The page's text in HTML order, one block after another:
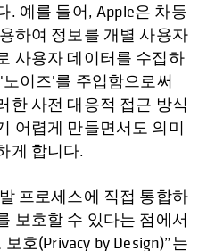
. 예를 들어, Apple은 차등
하여 정보를 개별 사용자
사용자 데이터를 수집하
이즈'를 주입함으로써
한 사전 대응적 접근 방식
어렵게 만들면서도 의미
게 합니다.
프로세스에 직접 통합하
보호할 수 있다는 점에서
호(Privacy by Design)”는